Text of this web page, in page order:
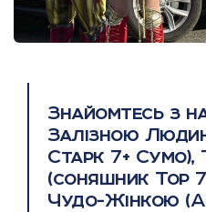
Знайомтесь з
Залізною
Старк 7+ Сумо),
(соняшник Тор
Чудо-Жінкою